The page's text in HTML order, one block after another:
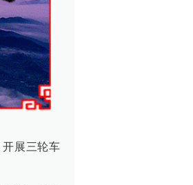
展三轮车